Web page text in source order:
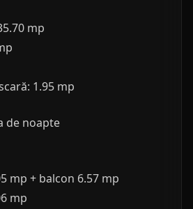
mp
1.95 mp
de noapte
mp + balcon 6.57 mp
mp